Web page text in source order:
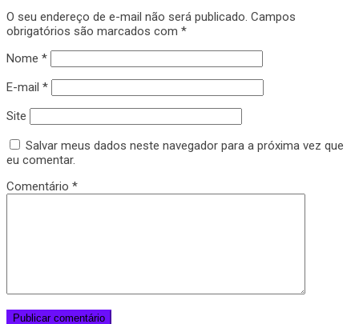
O seu endereço de e-mail não será publicado. Campos
obrigatórios são marcados com *
Nome *
E-mail *
Site
Salvar meus dados neste navegador para a próxima vez que
eu comentar.
Comentário *